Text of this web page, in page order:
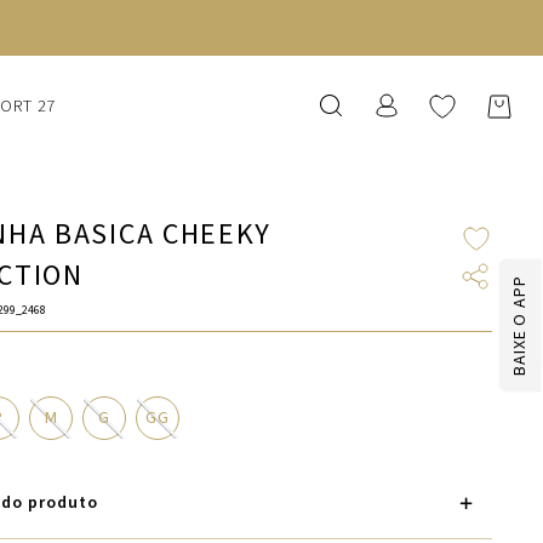
BAIXE O APP
27
BASICA CHEEKY
M G GG
produto